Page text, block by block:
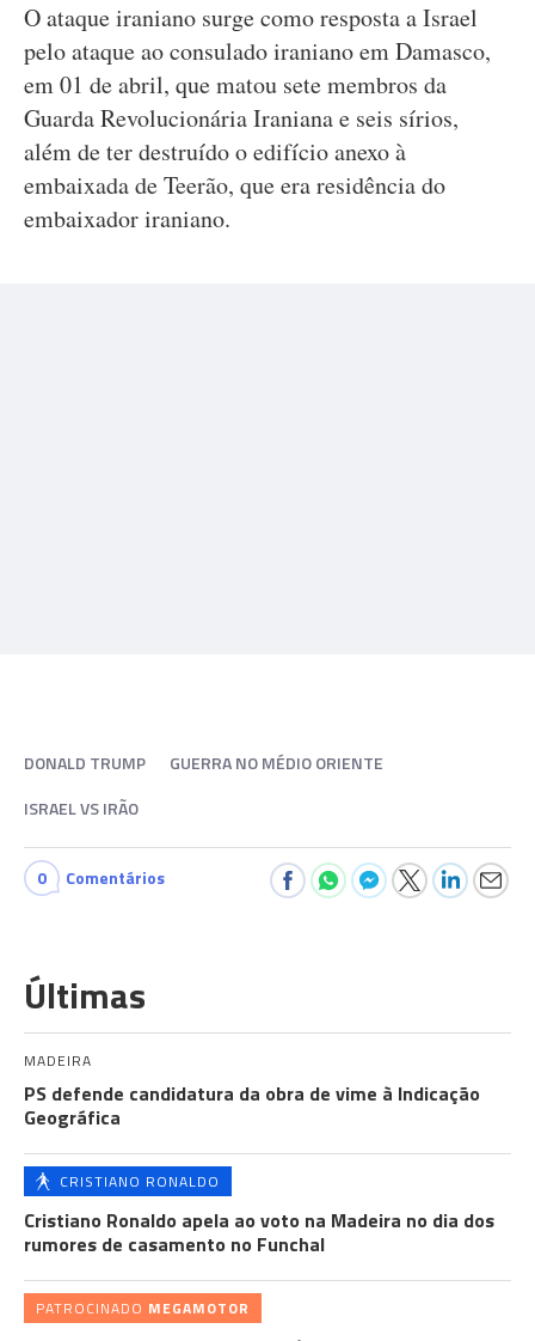
O ataque iraniano surge como resposta a Israel
pelo ataque ao consulado iraniano em Damasco,
em 01 de abril, que matou sete membros da
Guarda Revolucionária Iraniana e seis sírios,
além de ter destruído o edifício anexo à
embaixada de Teerão, que era residência do
embaixador iraniano.
DONALD TRUMP
GUERRA NO MÉDIO ORIENTE
ISRAEL VS IRÃO
0 Comentários
Últimas
MADEIRA
PS defende candidatura da obra de vime à Indicação
Geográfica
CRISTIANO RONALDO
Cristiano Ronaldo apela ao voto na Madeira no dia dos
rumores de casamento no Funchal
PATROCINADO MEGAMOTOR